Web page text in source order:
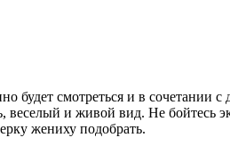
будет смотреться и в
веселый и живой вид. Не бойтесь
жениху подобрать.